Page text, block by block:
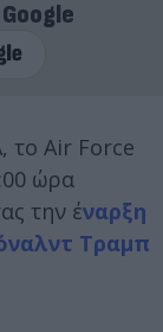
Google
το Air Force
ώρα
την έναρξη
Τραμπ